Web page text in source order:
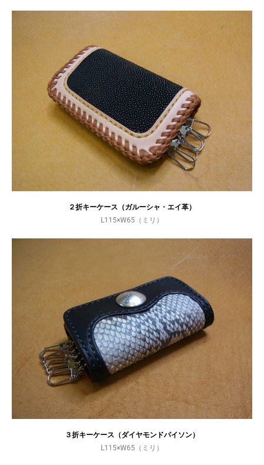
２折キーケース（ガルーシャ・エイ革）
L115×W65（ミリ）
３折キーケース（ダイヤモンドパイソン）
L115×W65（ミリ）